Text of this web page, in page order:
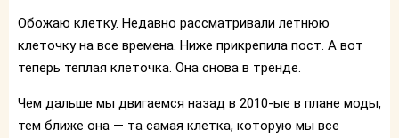
Обожаю клетку. Недавно рассматривали летнюю
клеточку на все времена. Ниже прикрепила пост. А вот
теперь теплая клеточка. Она снова в тренде.
Чем дальше мы двигаемся назад в 2010-ые в плане моды,
тем ближе она — та самая клетка, которую мы все